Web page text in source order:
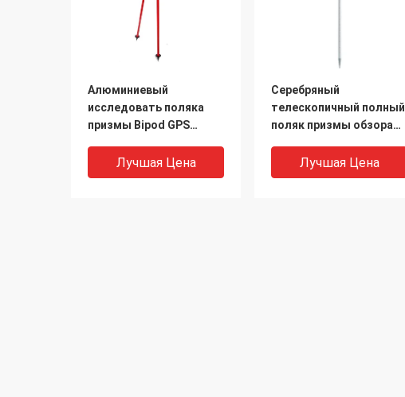
Алюминиевый
исследовать поляка
призмы Bipod GPS
алюминиевый
Лучшая Цена
Серебряный
телескопичный полный
поляк призмы обзора
рефлектора станции
Лучшая Цена